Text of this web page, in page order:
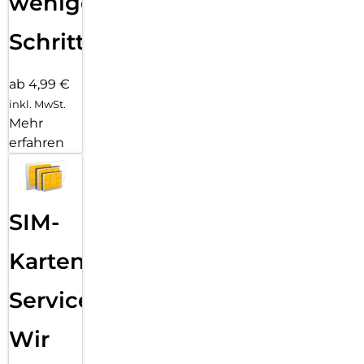
Schritten
ab 4,99 €
inkl. MwSt.
Mehr
erfahren
SIM-
Karten
Service:
Wir